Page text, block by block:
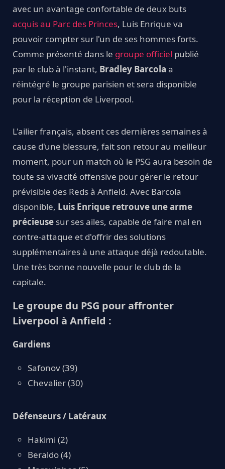
avec un avantage confortable de deux buts
acquis au Parc des Princes, Luis Enrique va
pouvoir compter sur l'un de ses hommes forts.
Comme présenté dans le groupe officiel publié
par le club à l'instant, Bradley Barcola a
réintégré le groupe parisien et sera disponible
pour la réception de Liverpool.
L'ailier français, absent ces dernières semaines à
cause d'une blessure, fait son retour au meilleur
moment, pour un match où le PSG aura besoin de
toute sa vivacité offensive pour gérer le retour
prévisible des Reds à Anfield. Avec Barcola
disponible, Luis Enrique retrouve une arme
précieuse sur ses ailes, capable de faire mal en
contre-attaque et d'offrir des solutions
supplémentaires à une attaque déjà redoutable.
Une très bonne nouvelle pour le club de la
capitale.
Le groupe du PSG pour affronter
Liverpool à Anfield :
Gardiens
Safonov (39)
Chevalier (30)
Défenseurs / Latéraux
Hakimi (2)
Beraldo (4)